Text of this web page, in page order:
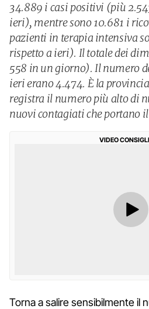
34.889 i casi positivi (più
ieri), mentre sono 10.681 i
pazienti in terapia intensiva
rispetto a ieri). Il totale dei
558 in un giorno). Il numero
ieri erano 4.474. È la
registra il numero più alto di
nuovi contagiati che portano
VIDEO
Torna a salire sensibilmente il